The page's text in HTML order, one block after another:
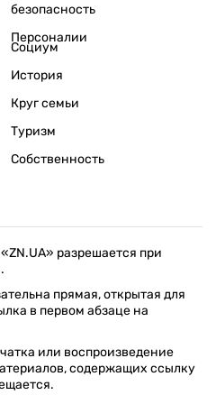
безопасность
Персоналии
Социум
История
Круг семьи
Туризм
Собственность
разрешается при
прямая, открытая для
в первом абзаце на
или воспроизведение
содержащих ссылку